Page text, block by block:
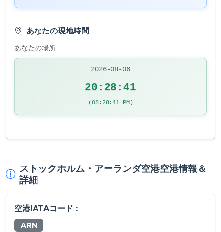
あなたの現地時間
あなたの場所
2026-08-06
20:28:41
(08:28:41 PM)
ストックホルム・アーランダ空港空港情報＆
詳細
空港IATAコード：
ARN